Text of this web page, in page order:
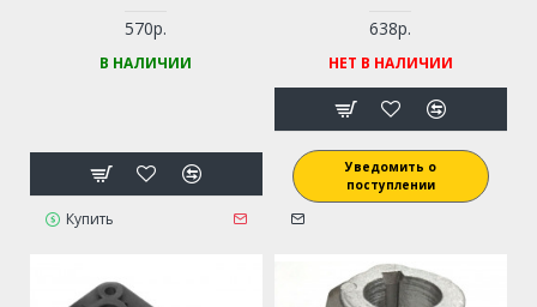
ГАЗОНОКОСИЛКИ
HUSQVARNA, YARD-MACHINE,
PATRIOT, CHAMPION И ПР.
570р.
В НАЛИЧИИ
Купить
638р.
НЕТ В НАЛИЧИИ
Уведомить о
поступлении